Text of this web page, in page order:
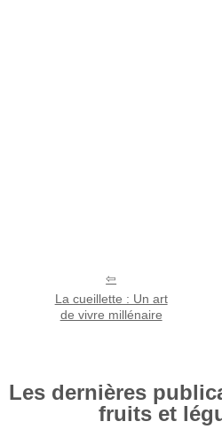
La cueillette : Un art
de vivre millénaire
Les dernières
fruits et